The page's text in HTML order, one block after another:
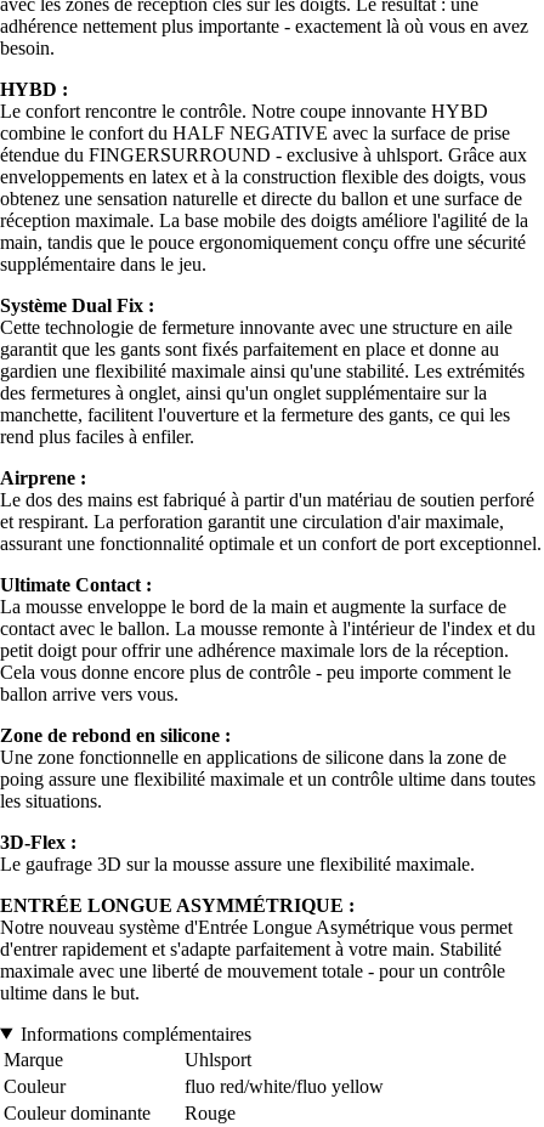
adhérence nettement plus importante - exactement là où vous en avez
besoin.
HYBD :
Le confort rencontre le contrôle. Notre coupe innovante HYBD
combine le confort du HALF NEGATIVE avec la surface de prise
étendue du FINGERSURROUND - exclusive à uhlsport. Grâce aux
enveloppements en latex et à la construction flexible des doigts, vous
obtenez une sensation naturelle et directe du ballon et une surface de
réception maximale. La base mobile des doigts améliore l'agilité de la
main, tandis que le pouce ergonomiquement conçu offre une sécurité
supplémentaire dans le jeu.
Système Dual Fix :
Cette technologie de fermeture innovante avec une structure en aile
garantit que les gants sont fixés parfaitement en place et donne au
gardien une flexibilité maximale ainsi qu'une stabilité. Les extrémités
des fermetures à onglet, ainsi qu'un onglet supplémentaire sur la
manchette, facilitent l'ouverture et la fermeture des gants, ce qui les
rend plus faciles à enfiler.
Airprene :
Le dos des mains est fabriqué à partir d'un matériau de soutien perforé
et respirant. La perforation garantit une circulation d'air maximale,
assurant une fonctionnalité optimale et un confort de port exceptionnel.
Ultimate Contact :
La mousse enveloppe le bord de la main et augmente la surface de
contact avec le ballon. La mousse remonte à l'intérieur de l'index et du
petit doigt pour offrir une adhérence maximale lors de la réception.
Cela vous donne encore plus de contrôle - peu importe comment le
ballon arrive vers vous.
Zone de rebond en silicone :
Une zone fonctionnelle en applications de silicone dans la zone de
poing assure une flexibilité maximale et un contrôle ultime dans toutes
les situations.
3D-Flex :
Le gaufrage 3D sur la mousse assure une flexibilité maximale.
ENTRÉE LONGUE ASYMMÉTRIQUE :
Notre nouveau système d'Entrée Longue Asymétrique vous permet
d'entrer rapidement et s'adapte parfaitement à votre main. Stabilité
maximale avec une liberté de mouvement totale - pour un contrôle
ultime dans le but.
Informations complémentaires
Marque
Uhlsport
Couleur
fluo red/white/fluo yellow
Couleur dominante
Rouge